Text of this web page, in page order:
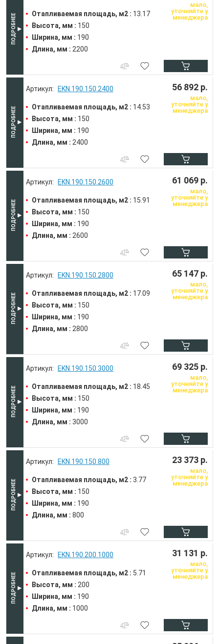
Отапливаемая площадь, м2 : 13.17
Высота, мм : 150
Ширина, мм : 190
Длина, мм : 2200
мало,
уточняйте у
менеджера
EKN.190.150.2400
Отапливаемая площадь, м2 : 14.53
Высота, мм : 150
Ширина, мм : 190
Длина, мм : 2400
56 892 р.
мало,
уточняйте у
менеджера
EKN.190.150.2600
Отапливаемая площадь, м2 : 15.91
Высота, мм : 150
Ширина, мм : 190
Длина, мм : 2600
61 069 р.
мало,
уточняйте у
менеджера
EKN.190.150.2800
Отапливаемая площадь, м2 : 17.09
Высота, мм : 150
Ширина, мм : 190
Длина, мм : 2800
65 147 р.
мало,
уточняйте у
менеджера
EKN.190.150.3000
Отапливаемая площадь, м2 : 18.45
Высота, мм : 150
Ширина, мм : 190
Длина, мм : 3000
69 325 р.
мало,
уточняйте у
менеджера
EKN.190.150.800
Отапливаемая площадь, м2 : 3.77
Высота, мм : 150
Ширина, мм : 190
Длина, мм : 800
23 373 р.
мало,
уточняйте у
менеджера
EKN.190.200.1000
Отапливаемая площадь, м2 : 5.71
Высота, мм : 200
Ширина, мм : 190
Длина, мм : 1000
31 131 р.
мало,
уточняйте у
менеджера